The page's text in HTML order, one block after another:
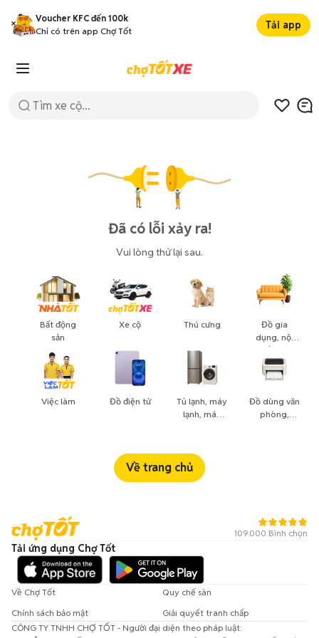
Voucher KFC đến 100k
Chỉ có trên app Chợ Tốt
Tải app
Đã có lỗi xảy ra!
Vui lòng thử lại sau.
Bất động
sản
Việc làm
Xe cộ
Đồ điện tử
Thú cưng
Tủ lạnh, máy
lạnh, máy
Đồ gia
dụng, nội
thất, cây
cảnh
Đồ dùng văn
phòng,
Về trang chủ
109.000 Bình chọn
Tải ứng dụng Chợ Tốt
Về Chợ Tốt
Quy chế sàn
Chính sách bảo mật
Giải quyết tranh chấp
CÔNG TY TNHH CHỢ TỐT - Người đại diện theo pháp luật: